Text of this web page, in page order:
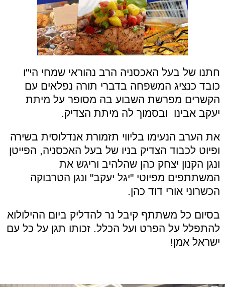
חתנו של בעל האכסניה הרב נהוראי שמחי הי"ו
כובד כנציג המשפחה בדברי תורה נפלאים עם
הקשרים מפרשת השבוע בה מסופר על מיתת
יעקב אבינו ובסמוך לה מיתת הצדיק.
את הערב הנעימו בליווי תזמורת אנדלוסית בשירה
ופיוט לכבוד הצדיק בניו של בעל האכסניה, הפייטן
ונגן הקנון יצחק כהן שהלהיב וריגש את
המשתתפים מפיוטי "יגל יעקב" ונגן הטרבוקה
הכשרוני אורי דוד כהן.
בסיום כל משתתף קיבל נר להדליק ביום ההילולוא
להתפלל על הפרט ועל הכלל. זכותו תגן על כל עם
ישראל אמן!